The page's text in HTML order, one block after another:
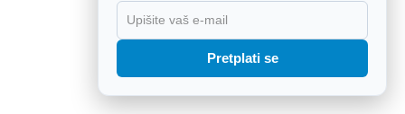
Pretplati se